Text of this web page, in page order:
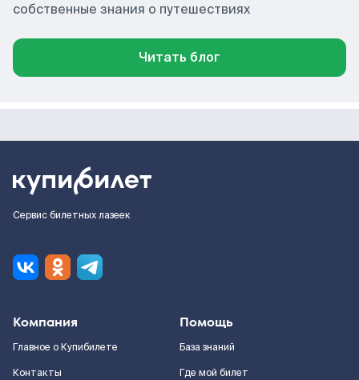
собственные знания о путешествиях
Читать блог
Сервис билетных лазеек
Компания
Главное о Купибилете
Контакты
Помощь
База знаний
Где мой билет